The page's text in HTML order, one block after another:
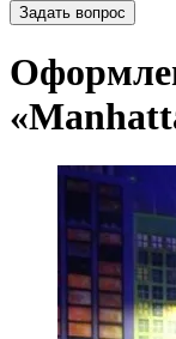
Задать вопрос